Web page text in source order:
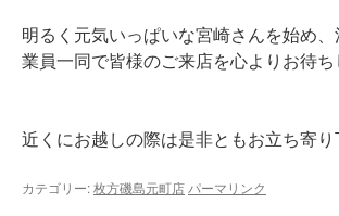
明るく元気いっぱいな宮崎さんを始め
業員一同で皆様のご来店を心よりお待ち
近くにお越しの際は是非ともお立ち寄り
カテゴリー:枚方磯島元町店 パーマリンク